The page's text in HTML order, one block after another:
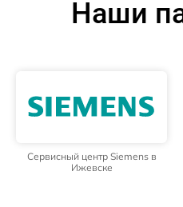
Наши
Сервисный центр Siemens в
Ижевске